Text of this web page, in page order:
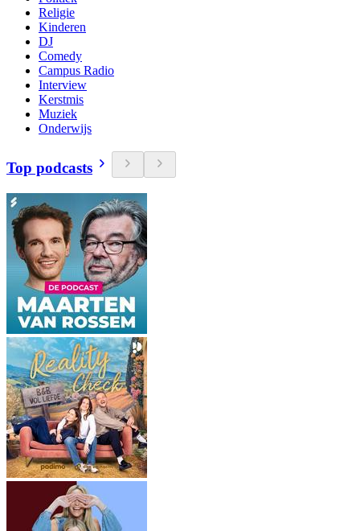
Religie
Kinderen
DJ
Comedy
Campus Radio
Interview
Kerstmis
Muziek
Onderwijs
Top podcasts